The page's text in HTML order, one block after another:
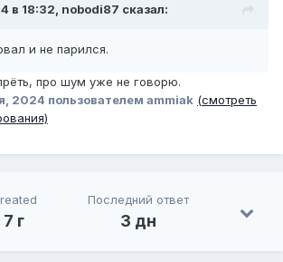
в 18:32, nobodi87 сказал:
и не парился.
про шум уже не говорю.
2024 пользователем ammiak (смотреть
7 г
Последний ответ
3 дн